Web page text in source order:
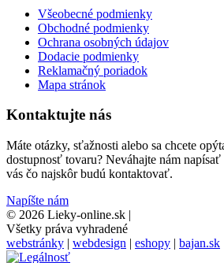
Všeobecné podmienky
Obchodné podmienky
Ochrana osobných údajov
Dodacie podmienky
Reklamačný poriadok
Mapa stránok
Kontaktujte nás
Máte otázky, sťažnosti alebo sa chcete
dostupnosť tovaru? Neváhajte nám
vás čo najskôr budú kontaktovať.
Napíšte nám
© 2026 Lieky-online.sk |
Všetky práva vyhradené
webstránky | webdesign | eshopy | bajan.sk